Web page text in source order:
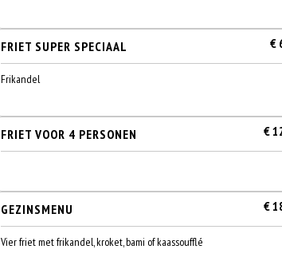
FRIET SUPER SPECIAAL €
Frikandel
FRIET VOOR 4 PERSONEN €
GEZINSMENU €
Vier friet met frikandel, kroket, bami of kaassoufflé